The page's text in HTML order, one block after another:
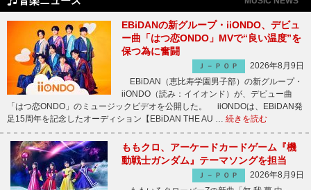
EBiDANの新グループ・iiONDO、デビュ
ー曲「はつ恋ONDO」MVで“良い温度”を
保つ為に奮闘
Ｊ－ＰＯＰ
2026年8月9日
EBiDAN（恵比寿学園男子部）の新グループ・
iiONDO（読み：イイオンド）が、デビュー曲
「はつ恋ONDO」のミュージックビデオを公開した。 iiONDOは、EBiDAN発
足15周年を記念したオーディション【EBiDAN THE AU … 続きを読む
ももクロ、アーケードカードゲーム『機
動戦士ガンダム』テーマソングを担当
Ｊ－ＰＯＰ
2026年8月9日